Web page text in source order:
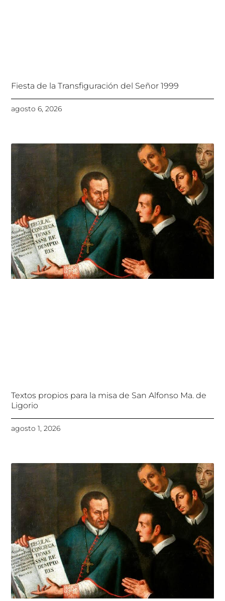
Fiesta de la Transfiguración del Señor 1999
agosto 6, 2026
Textos propios para la misa de San Alfonso Ma. de
Ligorio
agosto 1, 2026